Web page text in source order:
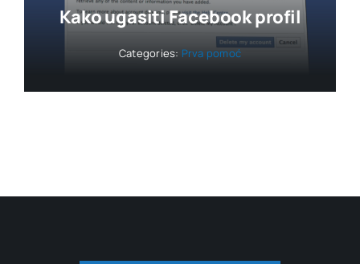
Kako ugasiti Facebook profil
Categories: Prva pomoć